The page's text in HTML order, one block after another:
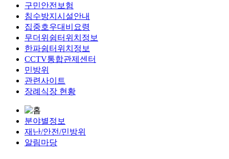
구민안전보험
침수방지시설안내
집중호우대비요령
무더위쉼터위치정보
한파쉼터위치정보
CCTV통합관제센터
민방위
관련사이트
장례식장 현황
분야별정보
재난/안전/민방위
알림마당